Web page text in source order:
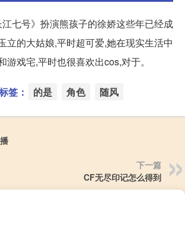
七号》扮演熊孩子的徐娇这些年已经成
立的大姑娘,平时超可爱,她在现实生活中
游戏宅,平时也很喜欢出cos,对于。
签： 的是 角色 随风
下一篇
CF无尽印记怎么得到